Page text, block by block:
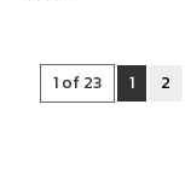
1 of 23 1 2